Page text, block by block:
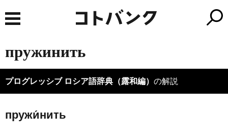
пружинить
プログレッシブ ロシア語辞典（露和編） の解説
пружи́нить